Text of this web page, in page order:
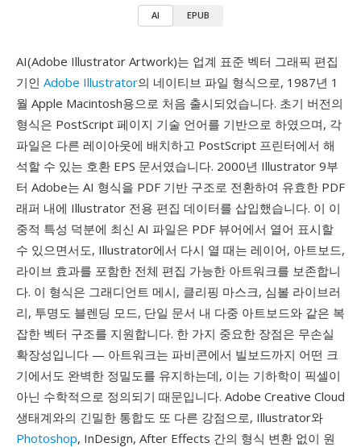
AI EPUB
AI(Adobe Illustrator Artwork)는 업계 표준 벡터 그래픽 편집
기인 Adobe Illustrator의 네이티브 파일 형식으로, 1987년 1
월 Apple Macintosh용으로 처음 출시되었습니다. 초기 버전의
형식은 PostScript 페이지 기술 언어를 기반으로 하였으며, 각
파일은 다른 레이아웃에 배치하고 PostScript 프린터에서 해
석할 수 있는 호환 EPS 문서였습니다. 2000년 Illustrator 9부
터 Adobe는 AI 형식을 PDF 기반 구조로 전환하여 유효한 PDF
래퍼 내에 Illustrator 전용 편집 데이터를 삽입했습니다. 이 이
중적 특성 덕분에 최신 AI 파일은 PDF 뷰어에서 열어 표시할
수 있으면서도, Illustrator에서 다시 열 때는 레이어, 아트보드,
라이브 효과를 포함한 전체 편집 가능한 아트워크를 보존합니
다. 이 형식은 그래디언트 메시, 클리핑 마스크, 심볼 라이브러
리, 투명도 블렌딩 모드, 단일 문서 내 다중 아트보드와 같은 복
잡한 벡터 구조를 지원합니다. 한 가지 중요한 장점은 무손실
확장성입니다 — 아트워크는 파비콘에서 빌보드까지 어떤 크
기에서도 완벽한 정밀도를 유지하는데, 이는 기하학이 픽셀이
아닌 수학적으로 정의되기 때문입니다. Adobe Creative Cloud
생태계와의 긴밀한 통합도 또 다른 강점으로, Illustrator와
Photoshop, InDesign, After Effects 간의 형식 변환 없이 원